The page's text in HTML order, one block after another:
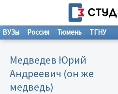
ВУЗы Россия Тюмень ТГНУ
Медведев Юрий
Андреевич (он же
медведь)